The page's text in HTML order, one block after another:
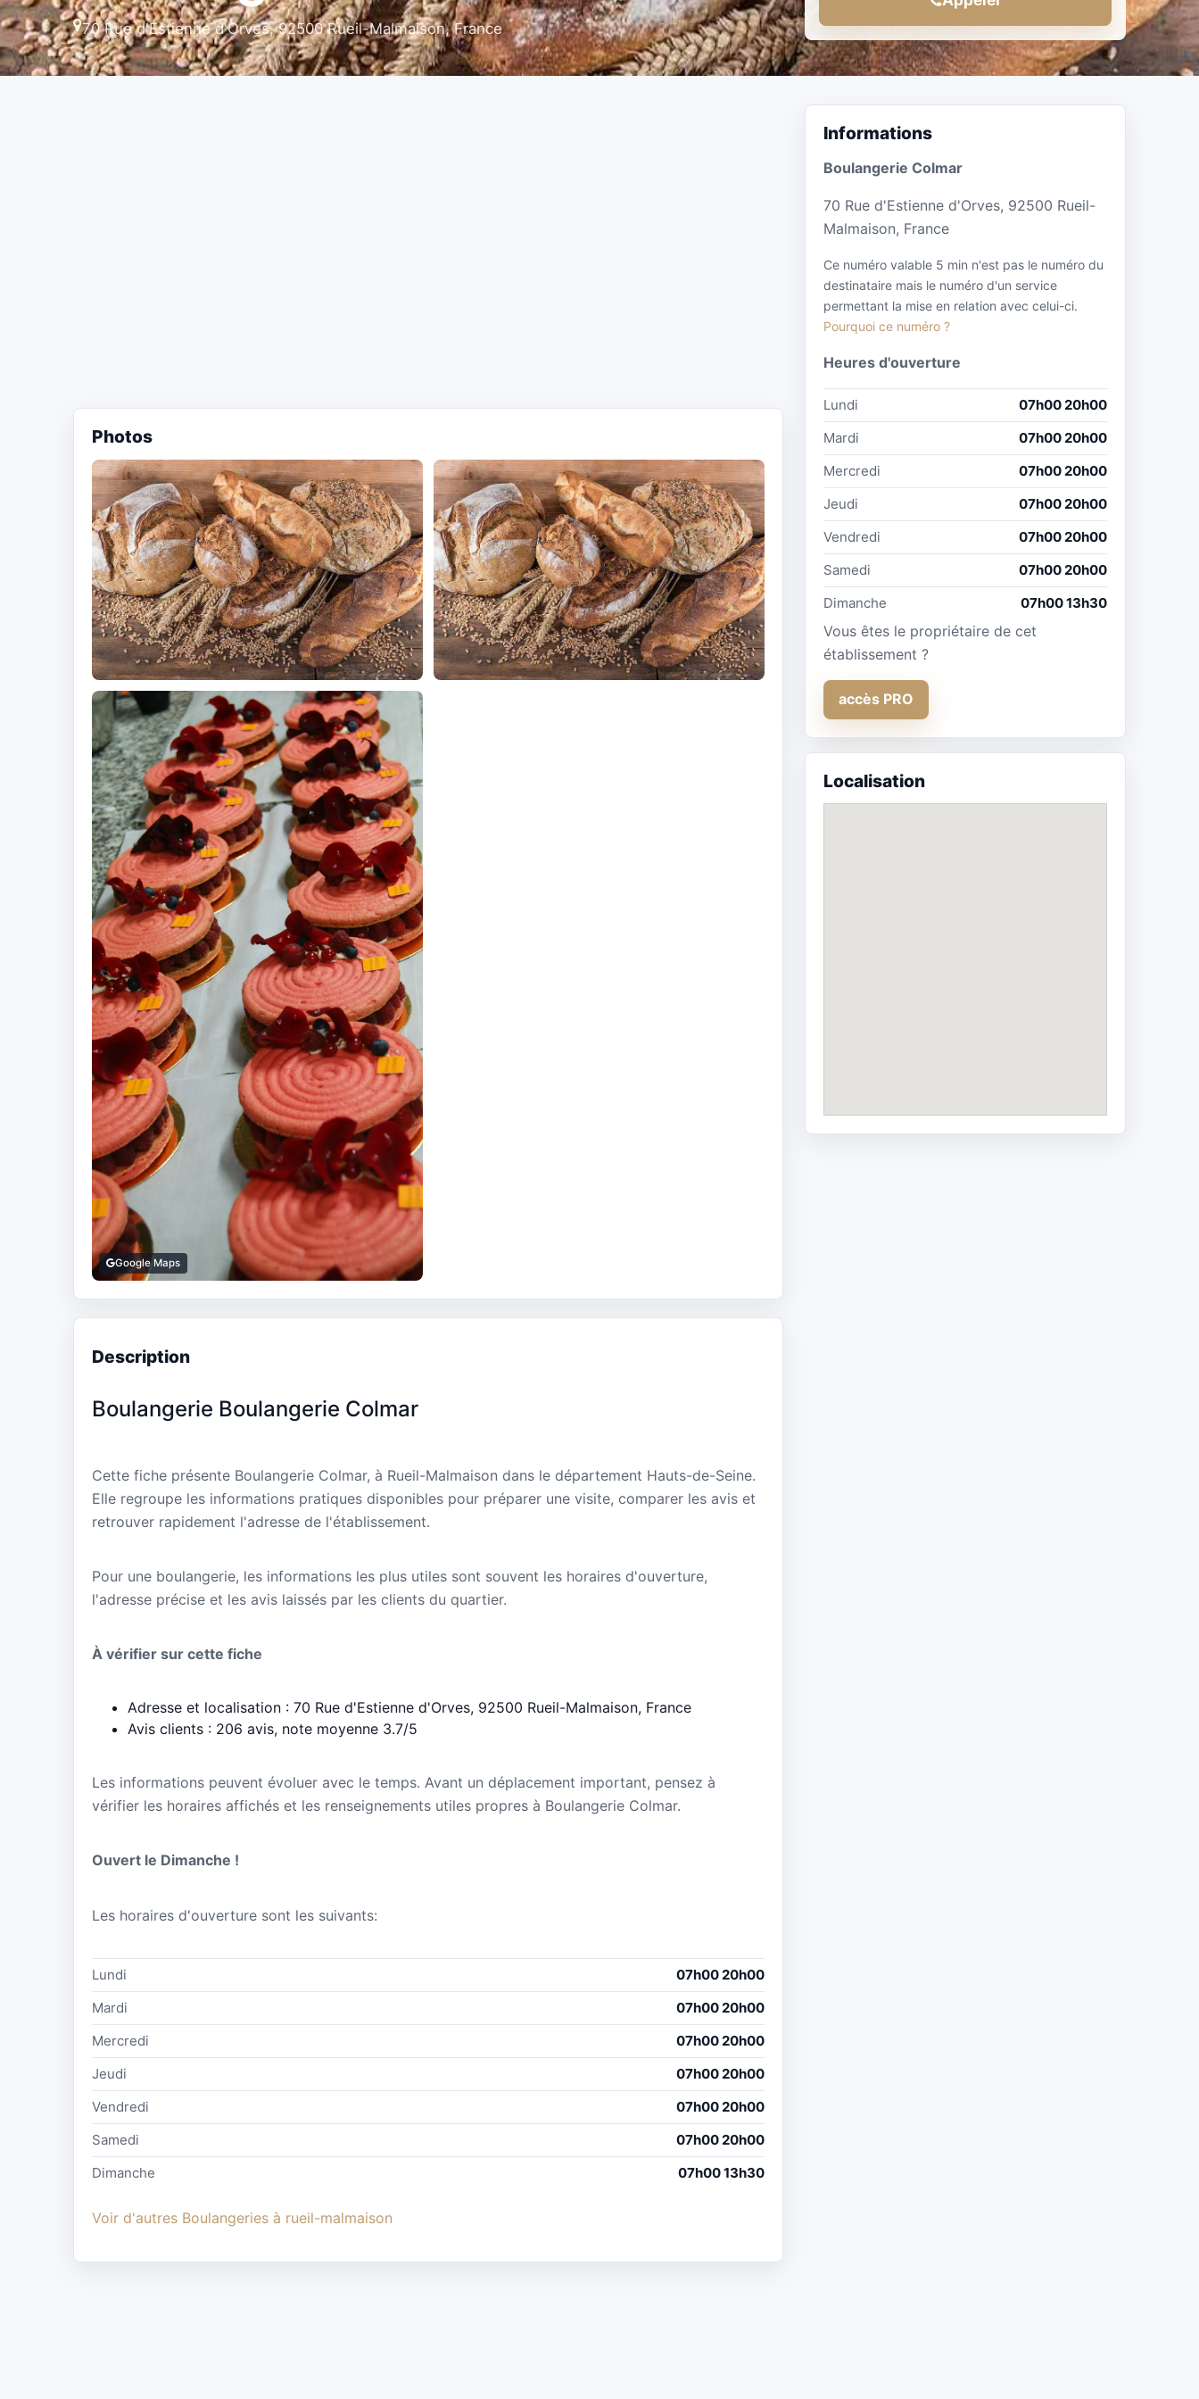
70 Rue d'Estienne d'Orves, 92500 Rueil-Malmaison, France
Photos
Google Maps
Description
Boulangerie Boulangerie Colmar
Cette fiche présente Boulangerie Colmar, à Rueil-Malmaison dans le département Hauts-de-Seine.
Elle regroupe les informations pratiques disponibles pour préparer une visite, comparer les avis et
retrouver rapidement l'adresse de l'établissement.
Pour une boulangerie, les informations les plus utiles sont souvent les horaires d'ouverture,
l'adresse précise et les avis laissés par les clients du quartier.
À vérifier sur cette fiche
Adresse et localisation : 70 Rue d'Estienne d'Orves, 92500 Rueil-Malmaison, France
Avis clients : 206 avis, note moyenne 3.7/5
Les informations peuvent évoluer avec le temps. Avant un déplacement important, pensez à
vérifier les horaires affichés et les renseignements utiles propres à Boulangerie Colmar.
Ouvert le Dimanche !
Les horaires d'ouverture sont les suivants:
Lundi
07h00 20h00
Mardi
07h00 20h00
Mercredi
07h00 20h00
Jeudi
07h00 20h00
Vendredi
07h00 20h00
Samedi
07h00 20h00
Dimanche
07h00 13h30
Voir d'autres Boulangeries à rueil-malmaison
Informations
Boulangerie Colmar
70 Rue d'Estienne d'Orves, 92500 Rueil-
Malmaison, France
Ce numéro valable 5 min n'est pas le numéro du
destinataire mais le numéro d'un service
permettant la mise en relation avec celui-ci.
Pourquoi ce numéro ?
Heures d'ouverture
Lundi
07h00 20h00
Mardi
07h00 20h00
Mercredi
07h00 20h00
Jeudi
07h00 20h00
Vendredi
07h00 20h00
Samedi
07h00 20h00
Dimanche
07h00 13h30
Vous êtes le propriétaire de cet
établissement ?
accès PRO
Localisation